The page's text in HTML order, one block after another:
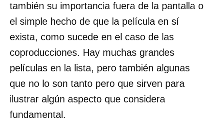
también su importancia fuera de la pantalla o
el simple hecho de que la película en sí
exista, como sucede en el caso de las
coproducciones. Hay muchas grandes
películas en la lista, pero también algunas
que no lo son tanto pero que sirven para
ilustrar algún aspecto que considera
fundamental.